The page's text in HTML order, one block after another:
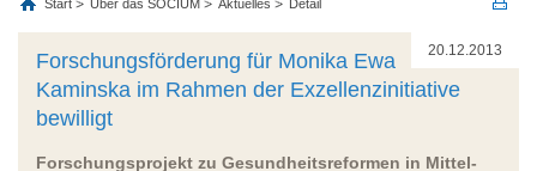
Start Über das SOCIUM Aktuelles Detail
20.12.2013
Forschungsförderung für Monika Ewa
Kaminska im Rahmen der Exzellenzinitiative
bewilligt
Forschungsprojekt zu Gesundheitsreformen in Mittel-